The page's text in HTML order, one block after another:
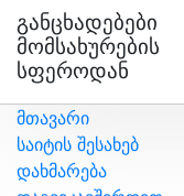
Განცხადებები
Მომსახურების
Სფეროდან
მთავარი
საიტის შესახებ
დახმარება